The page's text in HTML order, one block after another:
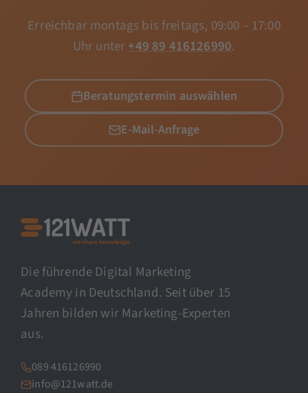
Erreichbar montags bis freitags, 09:00 – 17:00
Uhr unter+49 89 416126990.
Beratungstermin auswählen
E-Mail-Anfrage
Die führende Digital Marketing
Academy in Deutschland. Seit über 15
Jahren bilden wir Marketing-Experten
aus.
089 416126990
info@121watt.de